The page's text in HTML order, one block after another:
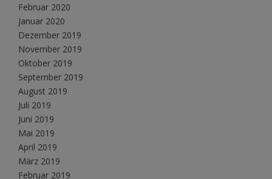
Februar 2020
Januar 2020
Dezember 2019
November 2019
Oktober 2019
September 2019
August 2019
Juli 2019
Juni 2019
Mai 2019
April 2019
März 2019
Februar 2019